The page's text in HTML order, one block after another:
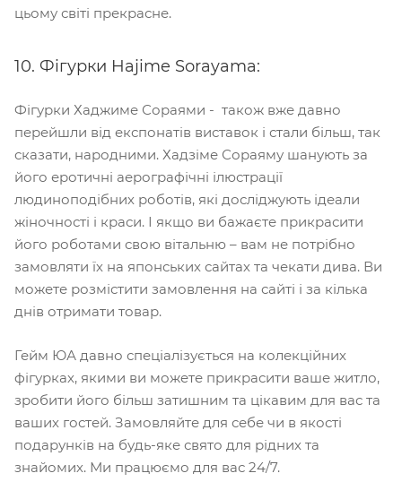
цьому світі прекрасне.
10. Фігурки Hajime Sorayama:
Фігурки Хаджиме Сораями - також вже давно
перейшли від експонатів виставок і стали більш, так
сказати, народними. Хадзіме Сораяму шанують за
його еротичні аерографічні ілюстрації
людиноподібних роботів, які досліджують ідеали
жіночності і краси. І якщо ви бажаєте прикрасити
його роботами свою вітальню – вам не потрібно
замовляти їх на японських сайтах та чекати дива. Ви
можете розмістити замовлення на сайті і за кілька
днів отримати товар.
Гейм ЮА давно спеціалізується на колекційних
фігурках, якими ви можете прикрасити ваше житло,
зробити його більш затишним та цікавим для вас та
ваших гостей. Замовляйте для себе чи в якості
подарунків на будь-яке свято для рідних та
знайомих. Ми працюємо для вас 24/7.